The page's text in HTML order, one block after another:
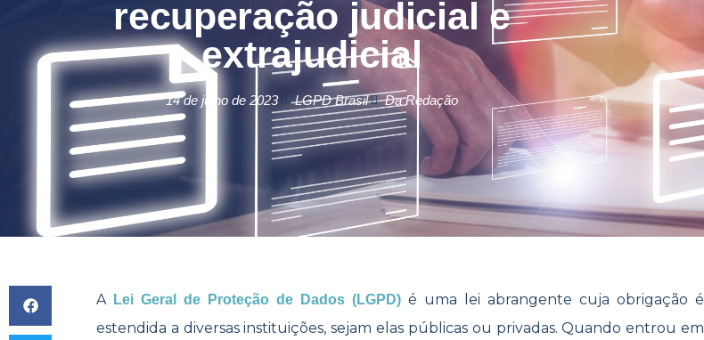
recuperação judicial e
extrajudicial
14 de julho de 2023 LGPD Brasil Da Redação
A Lei Geral de Proteção de Dados (LGPD) é uma lei abrangente cuja obrigação é
estendida a diversas instituições, sejam elas públicas ou privadas. Quando entrou em